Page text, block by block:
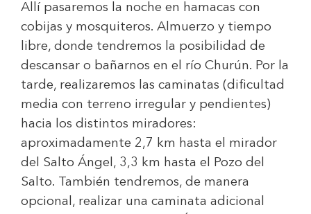
Allí pasaremos la noche en hamacas con
cobijas y mosquiteros. Almuerzo y tiempo
libre, donde tendremos la posibilidad de
descansar o bañarnos en el río Churún. Por la
tarde, realizaremos las caminatas (dificultad
media con terreno irregular y pendientes)
hacia los distintos miradores:
aproximadamente 2,7 km hasta el mirador
del Salto Ángel, 3,3 km hasta el Pozo del
Salto. También tendremos, de manera
opcional, realizar una caminata adicional